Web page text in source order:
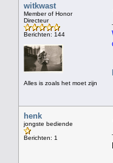
witkwast
Member of Honor
Directeur
Berichten: 144
Alles is zoals het moet zijn
henk
jongste bediende
Berichten: 1